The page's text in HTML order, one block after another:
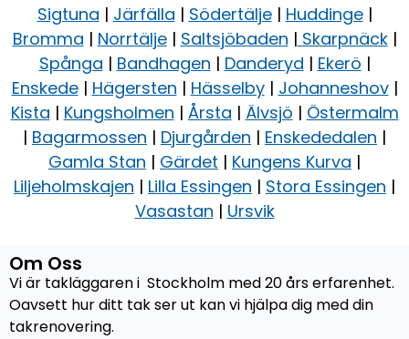
Sigtuna | Järfälla | Södertälje| Huddinge|
Bromma | Norrtälje| Saltsjöbaden | Skarpnäck|
Spånga | Bandhagen | Danderyd | Ekerö |
Enskede| Hägersten | Hässelby| Johanneshov|
Kista | Kungsholmen | Årsta | Älvsjö | Östermalm
| Bagarmossen | Djurgården | Enskededalen |
Gamla Stan | Gärdet | Kungens Kurva |
Liljeholmskajen | Lilla Essingen | Stora Essingen |
Vasastan | Ursvik
Om Oss
Vi är takläggaren i Stockholm med 20 års erfarenhet.
Oavsett hur ditt tak ser ut kan vi hjälpa dig med din
takrenovering.